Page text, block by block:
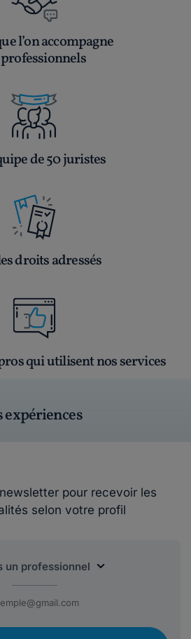
l’on accompagne
de 50 juristes
droits adressés
qui utilisent nos services
expériences
pour recevoir les
selon votre profil